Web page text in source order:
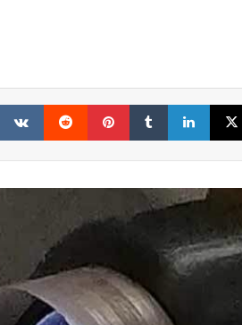
ایکس لینکداین تامبلر پینتریست Reddit